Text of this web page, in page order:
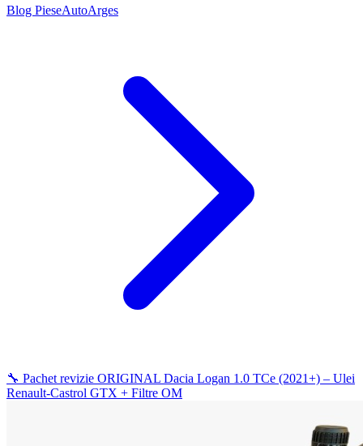
Blog PieseAutoArges
🔧 Pachet revizie ORIGINAL Dacia Logan 1.0 TCe (2021+) – Ulei
Renault-Castrol GTX + Filtre OM